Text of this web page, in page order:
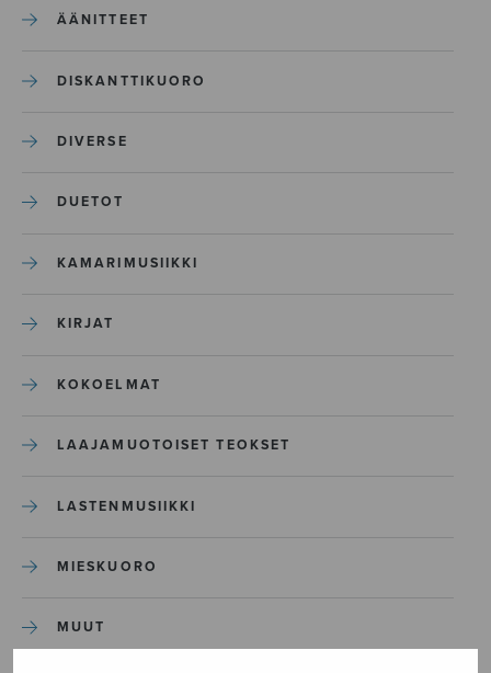
ÄÄNITTEET
DISKANTTIKUORO
DIVERSE
DUETOT
KAMARIMUSIIKKI
KIRJAT
KOKOELMAT
LAAJAMUOTOISET TEOKSET
LASTENMUSIIKKI
MIESKUORO
MUUT